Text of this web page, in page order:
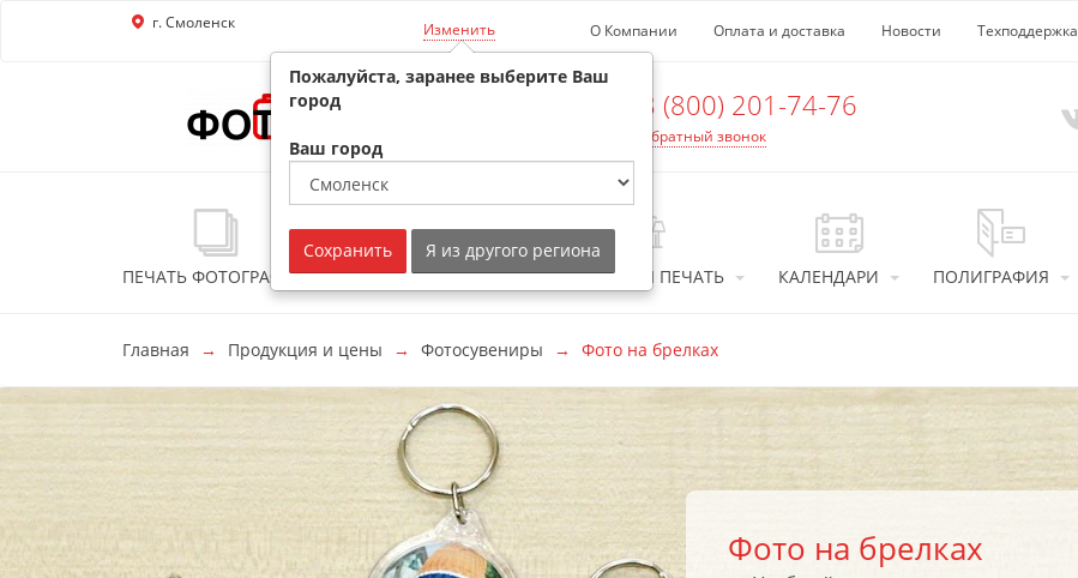
Перейти к основной информации
г. Смоленск Изменить О Компании Оплата и доставка Новости Техподдержка
8 (800) 201-74-76
Обратный звонок
ПЕЧАТЬ ФОТОГРАФИЙ ФОТОСУВЕНИРЫ ИНТЕРЬЕРНАЯ ПЕЧАТЬ КАЛЕНДАРИ ПОЛИГРАФИЯ
Главная Продукция и цены Фотосувениры Фото на брелках
Фото на брелках
Пожалуйста, заранее выберите Ваш
город
Ваш город
Сохранить Я из другого региона